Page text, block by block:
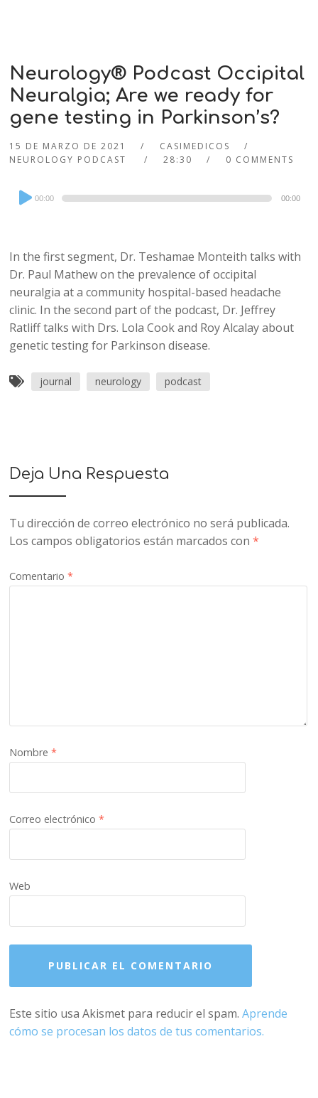
Neurology® Podcast Occipital
Neuralgia; Are we ready for
gene testing in Parkinson’s?
15 DE MARZO DE 2021
CASIMEDICOS
NEUROLOGY PODCAST
28:30 0 COMMENTS
Audio
Player
00:00 00:00
In the first segment, Dr. Teshamae Monteith talks with
Dr. Paul Mathew on the prevalence of occipital
neuralgia at a community hospital-based headache
clinic. In the second part of the podcast, Dr. Jeffrey
Ratliff talks with Drs. Lola Cook and Roy Alcalay about
genetic testing for Parkinson disease.
journal neurology podcast
Deja Una Respuesta
Tu dirección de correo electrónico no será publicada.
Los campos obligatorios están marcados con*
Comentario*
Nombre*
Correo electrónico*
Web
Este sitio usa Akismet para reducir el spam.Aprende
cómo se procesan los datos de tus comentarios.